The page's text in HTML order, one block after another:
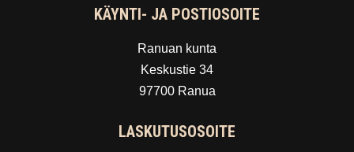
KÄYNTI- JA POSTIOSOITE
Ranuan kunta
Keskustie 34
97700 Ranua
LASKUTUSOSOITE